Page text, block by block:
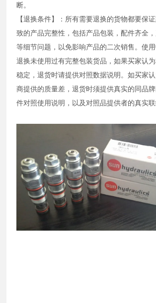
断。
【退换条件】：所有需要退换的货物都要保
致的产品完整性，包括产品包装，配件齐全
等细节问题，以免影响产品的二次销售。使
退换未使用过有完整包装货品，如果买家认
稳定，退货时请提供对照数据说明。如买家
商提供的质量差，退货时须提供真实的同品
件对照使用说明，以及对照品提供者的真实联